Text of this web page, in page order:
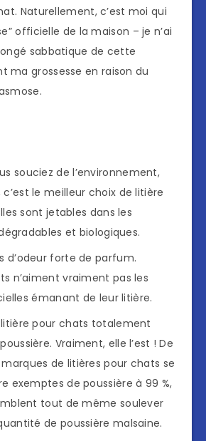
Naturellement, c’est moi qui
officielle de la maison – je n’ai
sabbatique de cette
ma grossesse en raison du
souciez de l’environnement,
le meilleur choix de litière
sont jetables dans les
et biologiques.
d’odeur forte de parfum.
n’aiment vraiment pas les
émanant de leur litière.
litière pour chats totalement
Vraiment, elle l’est ! De
de litières pour chats se
exemptes de poussière à 99 %,
tout de même soulever
de poussière malsaine.